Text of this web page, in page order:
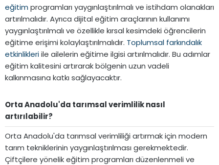
eğitim programları yaygınlaştırılmalı ve istihdam olanakları
artırılmalıdır. Ayrıca dijital eğitim araçlarının kullanımı
yaygınlaştırılmalı ve özellikle kırsal kesimdeki öğrencilerin
eğitime erişimi kolaylaştırılmalıdır. Toplumsal farkındalık
etkinlikleriile ailelerin eğitime ilgisi artırılmalıdır. Bu adımlar
eğitim kalitesini artırarak bölgenin uzun vadeli
kalkınmasına katkı sağlayacaktır.
Orta Anadolu'da tarımsal verimlilik nasıl
artırılabilir?​
Orta Anadolu'da tarımsal verimliliği artırmak için modern
tarım tekniklerinin yaygınlaştırılması gerekmektedir.
Çiftçilere yönelik eğitim programları düzenlenmeli ve